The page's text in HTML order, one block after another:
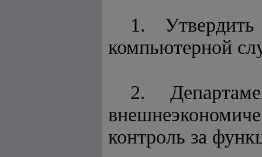
1.
компьютерной
2.
контроль за